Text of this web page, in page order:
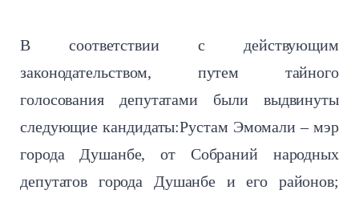
В соответствии с действующим
законодательством, путем тайного
голосования депутатами были выдвинуты
следующие кандидаты:Рустам Эмомали – мэр
города Душанбе, от Собраний народных
депутатов города Душанбе и его районов;